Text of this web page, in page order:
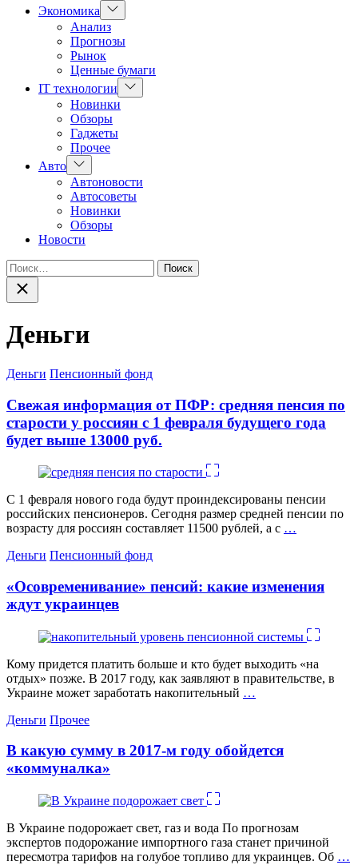
Экономика
Показать
подменю
Анализ
Прогнозы
Рынок
Ценные бумаги
IT технологии
Показать
подменю
Новинки
Обзоры
Гаджеты
Прочее
Авто Показать
подменю
Автоновости
Автосоветы
Новинки
Обзоры
Новости
Найти:
Закрыть
поиск
Деньги
Категории
Деньги Пенсионный фонд
Свежая информация от ПФР: средняя пенсия по
старости у россиян с 1 февраля будущего года
будет выше 13000 руб.
С 1 февраля нового года будут проиндексированы пенсии
российских пенсионеров. Сегодня размер средней пенсии по
возрасту для россиян составляет 11500 рублей, а с …
Категории
Деньги Пенсионный фонд
«Осовременивание» пенсий: какие изменения
ждут украинцев
Кому придется платить больше и кто будет выходить «на
отдых» позже. В 2017 году, как заявляют в правительстве, в
Украине может заработать накопительный …
Категории
Деньги Прочее
В какую сумму в 2017-м году обойдется
«коммуналка»
В Украине подорожает свет, газ и вода По прогнозам
экспертов подорожание импортного газа станет причиной
пересмотра тарифов на голубое топливо для украинцев. Об …